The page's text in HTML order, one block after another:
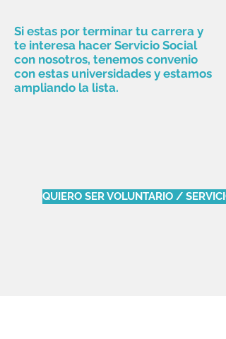
Si estas por terminar tu carrera y
te interesa hacer Servicio Social
con nosotros, tenemos convenio
con estas universidades y estamos
ampliando la lista.
QUIERO SER VOLUNTARIO /